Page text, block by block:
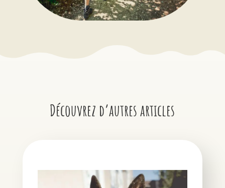
Découvrez d’autres articles